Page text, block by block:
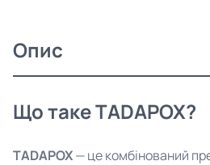
Опис
Що таке TADAPOX?
TADAPOX— це комбінований